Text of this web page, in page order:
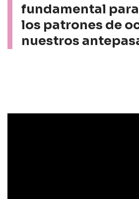
fundamental
los patrones de
nuestros